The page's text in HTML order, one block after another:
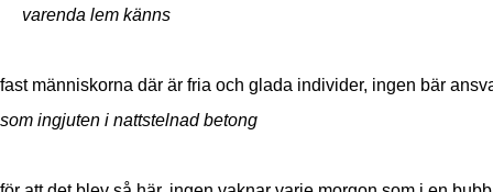
varenda lem känns
fast människorna där är fria och glada individer, ingen bär
som ingjuten i nattstelnad betong